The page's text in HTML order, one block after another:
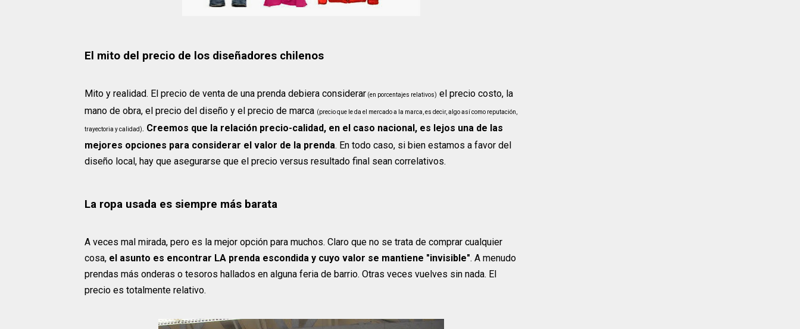
El mito del precio de los diseñadores chilenos
Mito y realidad. El precio de venta de una prenda debiera considerar (en porcentajes relativos) el precio costo, la
mano de obra, el precio del diseño y el precio de marca (precio que le da el mercado a la marca, es decir, algo así como reputación,
trayectoria y calidad). Creemos que la relación precio-calidad, en el caso nacional, es lejos una de las
mejores opciones para considerar el valor de la prenda. En todo caso, si bien estamos a favor del
diseño local, hay que asegurarse que el precio versus resultado final sean correlativos.
La ropa usada es siempre más barata
A veces mal mirada, pero es la mejor opción para muchos. Claro que no se trata de comprar cualquier
cosa, el asunto es encontrar LA prenda escondida y cuyo valor se mantiene "invisible". A menudo
prendas más onderas o tesoros hallados en alguna feria de barrio. Otras veces vuelves sin nada. El
precio es totalmente relativo.